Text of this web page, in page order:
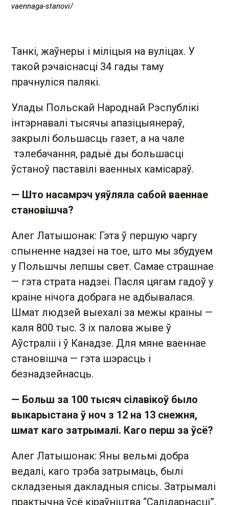
vaennaga-stanovi/
Танкі, жаўнеры і міліцыя на вуліцах. У
такой рэчаіснасці 34 гады таму
прачнуліся палякі.
Улады Польскай Народнай Рэспублікі
інтэрнавалі тысячы апазіцыянераў,
закрылі большасць газет, а на чале
тэлебачання, радыё ды большасці
ўстаноў паставілі ваенных камісараў.
— Што насамрэч уяўляла сабой ваеннае
становішча?
Алег Латышонак: Гэта ў першую чаргу
спыненне надзеі на тое, што мы збудуем
у Польшчы лепшы свет. Самае страшнае
— гэта страта надзеі. Пасля цягам гадоў у
краіне нічога добрага не адбывалася.
Шмат людзей выехалі за межы краіны —
каля 800 тыс. З іх палова жыве ў
Аўстраліі і ў Канадзе. Для мяне ваеннае
становішча — гэта шэрасць і
безнадзейнасць.
— Больш за 100 тысяч сілавікоў было
выкарыстана ў ноч з 12 на 13 снежня,
шмат каго затрымалі. Каго перш за ўсё?
Алег Латышонак: Яны вельмі добра
ведалі, каго трэба затрымаць, былі
складзеныя дакладныя спісы. Затрымалі
практычна ўсё кіраўніцтва “Салідарнасці”.